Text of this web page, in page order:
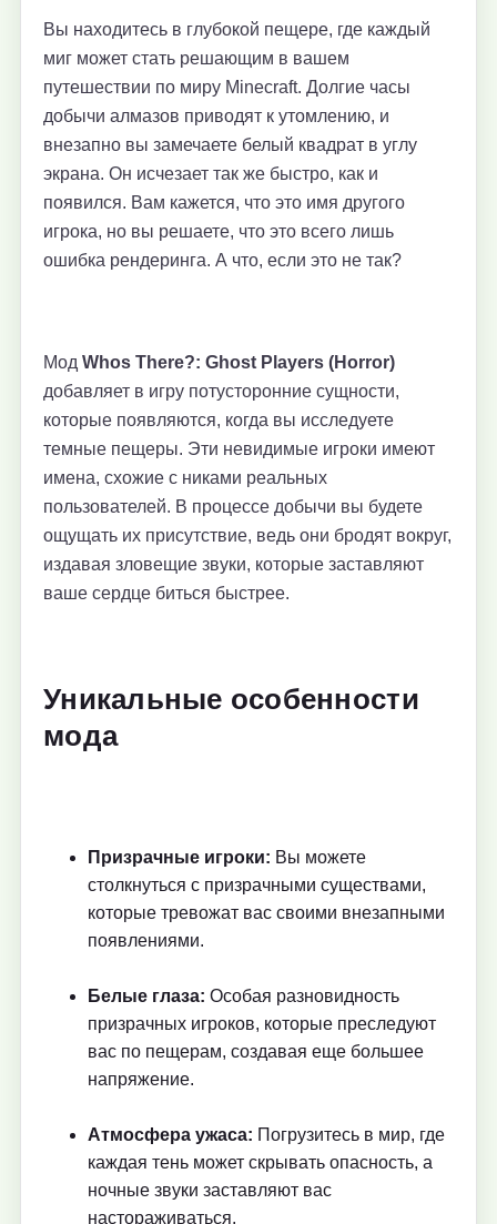
Вы находитесь в глубокой пещере, где каждый
миг может стать решающим в вашем
путешествии по миру Minecraft. Долгие часы
добычи алмазов приводят к утомлению, и
внезапно вы замечаете белый квадрат в углу
экрана. Он исчезает так же быстро, как и
появился. Вам кажется, что это имя другого
игрока, но вы решаете, что это всего лишь
ошибка рендеринга. А что, если это не так?
Мод Whos There?: Ghost Players (Horror)
добавляет в игру потусторонние сущности,
которые появляются, когда вы исследуете
темные пещеры. Эти невидимые игроки имеют
имена, схожие с никами реальных
пользователей. В процессе добычи вы будете
ощущать их присутствие, ведь они бродят вокруг,
издавая зловещие звуки, которые заставляют
ваше сердце биться быстрее.
Уникальные особенности
мода
Призрачные игроки: Вы можете
столкнуться с призрачными существами,
которые тревожат вас своими внезапными
появлениями.
Белые глаза: Особая разновидность
призрачных игроков, которые преследуют
вас по пещерам, создавая еще большее
напряжение.
Атмосфера ужаса: Погрузитесь в мир, где
каждая тень может скрывать опасность, а
ночные звуки заставляют вас
настораживаться.